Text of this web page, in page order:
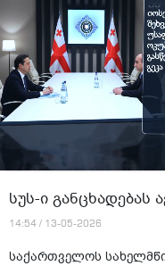
სუს-ი განცხადებას
14:54 / 13-05-2026
საქართველოს